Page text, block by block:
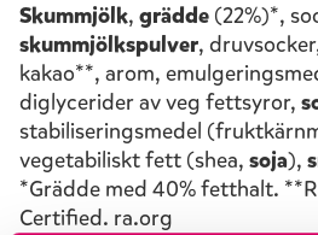
Skummjölk, grädde (22%)*,
skummjölkspulver,
kakao**, arom,
diglycerider av veg fettsyror,
stabiliseringsmedel
vegetabiliskt fett (shea, soja),
*Grädde med 40% fetthalt.
Certified. ra.org